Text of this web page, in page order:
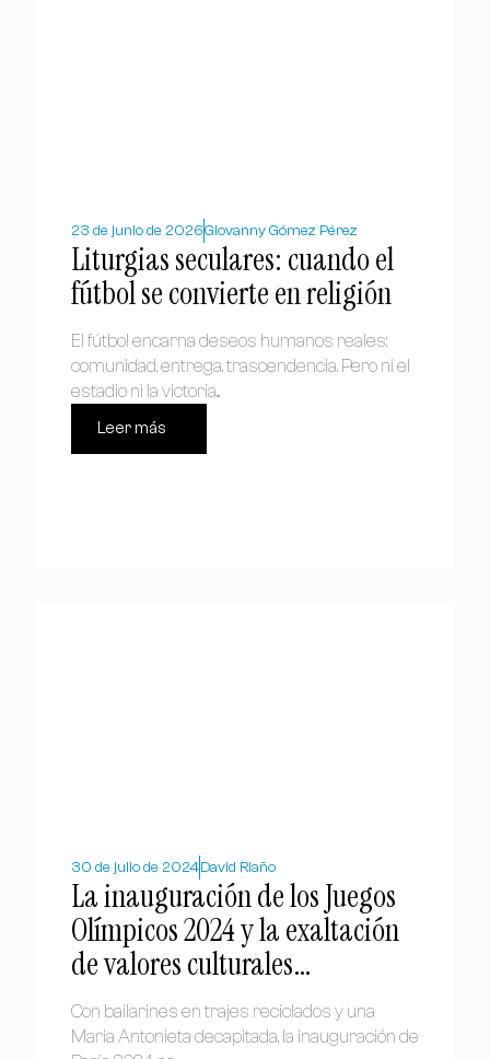
23 de junio de 2026Giovanny Gómez Pérez
Liturgias seculares: cuando el
fútbol se convierte en religión
El fútbol encarna deseos humanos reales:
comunidad, entrega, trascendencia. Pero ni el
estadio ni la victoria...
Leer más
30 de julio de 2024David Riaño
La inauguración de los Juegos
Olímpicos 2024 y la exaltación
de valores culturales
anticristianos
Con bailarines en trajes reciclados y una
Maria Antonieta decapitada, la inauguración de